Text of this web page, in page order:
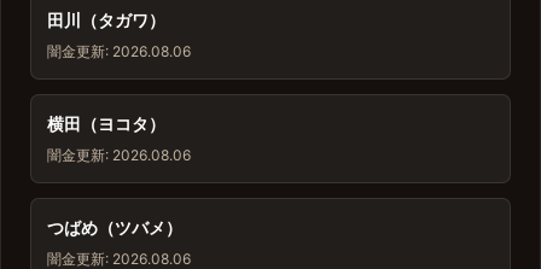
田川（タガワ）
闇金更新: 2026.08.06
横田（ヨコタ）
闇金更新: 2026.08.06
つばめ（ツバメ）
闇金更新: 2026.08.06